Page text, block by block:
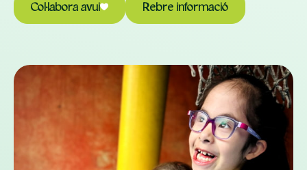
Col·labora avui Rebre informació